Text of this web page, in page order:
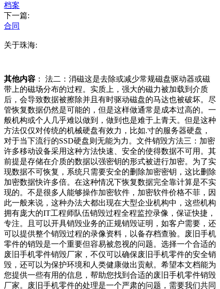
档案
下一篇:
合同
关于珠海:
其他内容 ： 法二：消磁这是去除或减少常规磁盘驱动器或磁
带上的磁场分布的过程。实质上，强大的磁力被加载到介质
后，会导致数据被擦除并且有时驱动磁盘的马达也被破坏。尽
管恢复数据仍然是可能的，但是这样做通常是成本过高的。一
般机构或个人几乎难以做到，做到也是难于上青天。但是这种
方法仅仅对传统的机械硬盘有效力，比如.寸的服务器硬盘，
对于当下流行的SSD硬盘则无能为力。文件销毁方法三：加密
许多移动设备采用这种方法快速、安全的使得数据不可用。其
前提是存储在介质的数据以强密钥的形式被进行加密。为了实
现数据不可恢复，系统只需要安全的删除加密密钥，这比删除
加密数据快许多倍。在这种情况下恢复数据完全靠计算是不实
现的。不是很多人能够操作加密软件，加密软件价格不菲，因
此一般来说，这种办法大都出现在大型企业机构中，这些机构
拥有庞大的IT工程师队伍销毁过程全程监控录像，保证快捷，
专注。且可以开具销毁业务的正规销毁证明，如客户需要，还
可以提供整个销毁过程的录像资料，以备存档查验。废旧手机
零件的销毁是一个重要但容易被忽视的问题。选择一个合适的
废旧手机零件销毁厂家，不仅可以确保废旧手机零件的安全销
毁，还可以为保护环境和人类健康做出贡献。希望本文档能为
您提供一些有用的信息，帮助您找到合适的废旧手机零件销毁
厂家。废旧手机零件的处理是一个严肃的问题，需要我们共同